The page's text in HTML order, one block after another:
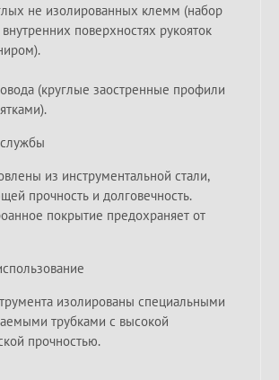
не изолированных клемм (набор
поверхностях рукояток
(круглые заостренные профили
из инструментальной стали,
прочность и долговечность.
покрытие предохраняет от
изолированы специальными
трубками с высокой
прочностью.